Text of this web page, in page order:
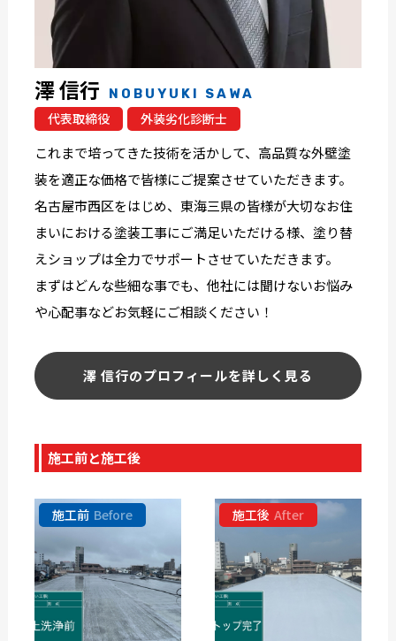
澤 信行 NOBUYUKI SAWA
代表取締役 外装劣化診断士
これまで培ってきた技術を活かして、高品質な外壁塗
装を適正な価格で皆様にご提案させていただきます。
名古屋市西区をはじめ、東海三県の皆様が大切なお住
まいにおける塗装工事にご満足いただける様、塗り替
えショップは全力でサポートさせていただきます。
まずはどんな些細な事でも、他社には聞けないお悩み
や心配事などお気軽にご相談ください！
澤 信行のプロフィールを詳しく見る
施工前と施工後
施工前 Before 施工後 After